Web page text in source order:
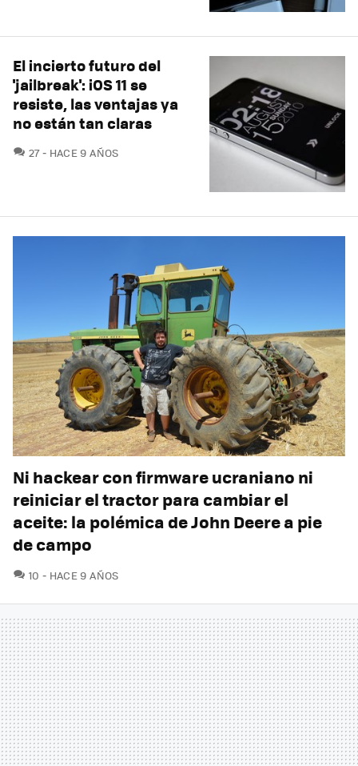
El incierto futuro del
'jailbreak': iOS 11 se
resiste, las ventajas ya
no están tan claras
27COMENTARIOS
HACE 9 AÑOS
Ni hackear con firmware ucraniano ni
reiniciar el tractor para cambiar el
aceite: la polémica de John Deere a pie
de campo
10 COMENTARIOS
HACE 9 AÑOS